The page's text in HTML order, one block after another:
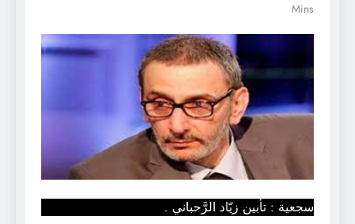
Mins
سجعية : تأبين زيّاد الرَّحباني .